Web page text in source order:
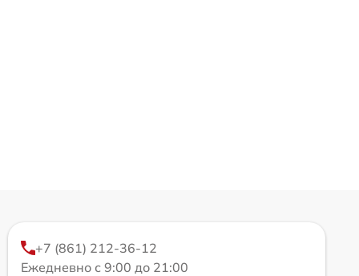
+7 (861) 212-36-12
Ежедневно с 9:00 до 21:00